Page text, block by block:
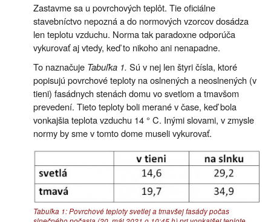
Zastavme sa u povrchových teplôt. Tie oficiálne
stavebníctvo nepozná a do normových vzorcov dosádza
len teplotu vzduchu. Norma tak paradoxne odporúča
vykurovať aj vtedy, keď to nikoho ani nenapadne.
To naznačuje Tabuľka 1. Sú v nej len štyri čísla, ktoré
popisujú povrchové teploty na oslnených a neoslnených (v
tieni) fasádnych stenách domu vo svetlom a tmavšom
prevedení. Tieto teploty boli merané v čase, keď bola
vonkajšia teplota vzduchu 14 ° C. Inými slovami, v zmysle
normy by sme v tomto dome museli vykurovať.
Tabuľka 1: Povrchové teploty svetlej a tmavšej fasády počas